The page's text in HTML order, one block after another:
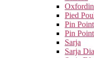
Pied
Pin Point
Pin
Sarja
Sarja